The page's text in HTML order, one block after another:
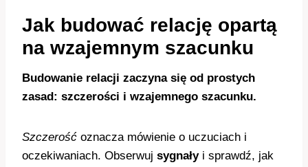
Jak budować relację opartą
na wzajemnym szacunku
Budowanie relacji zaczyna się od prostych
zasad: szczerości i wzajemnego szacunku.
Szczerość oznacza mówienie o uczuciach i
oczekiwaniach. Obserwuj sygnałyi sprawdź, jak